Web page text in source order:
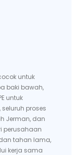
untuk
baki bawah,
untuk
proses
Jerman, dan
perusahaan
tahan lama,
kerja sama